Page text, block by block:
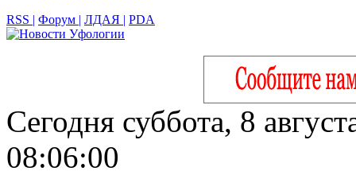
RSS | Форум | ЛДАЯ | PDA
Сегодня суббота, 8
08:06:01